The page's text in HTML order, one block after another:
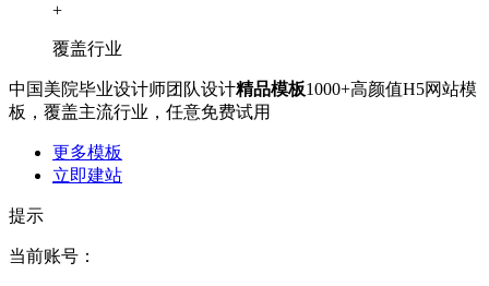
+
覆盖行业
中国美院毕业设计师团队设计精品模板1000+高颜值H5网站模
板，覆盖主流行业，任意免费试用
更多模板
立即建站
提示
当前账号：